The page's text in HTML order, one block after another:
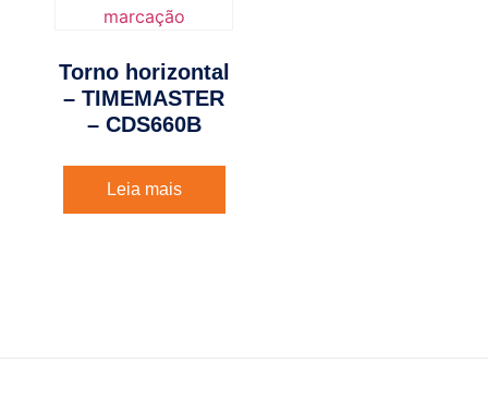
Torno horizontal
– TIMEMASTER
– CDS660B
Leia mais